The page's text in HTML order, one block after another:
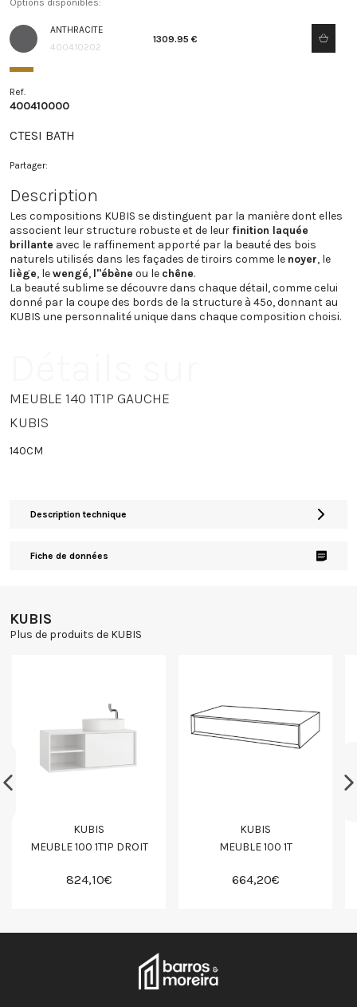
Options disponibles:
ANTHRACITE
400410202
1309.95 €
Ref.
400410000
CTESI BATH
Partager:
Description
Les compositions KUBIS se distinguent par la manière dont elles
associent leur structure robuste et de leur finition laquée
brillante avec le raffinement apporté par la beauté des bois
naturels utilisés dans les façades de tiroirs comme le noyer, le
liège, lewengé, l"ébène ou le chêne.
La beauté sublime se découvre dans chaque détail, comme celui
donné par la coupe des bords de la structure à 45º, donnant au
KUBIS une personnalité unique dans chaque composition choisi.
MEUBLE 140 1T1P GAUCHE
KUBIS
140CM
Description technique
Fiche de données
KUBIS
Plus de produits de KUBIS
KUBIS
MEUBLE 100 1T1P DROIT
824,10€
KUBIS
MEUBLE 100 1T
664,20€